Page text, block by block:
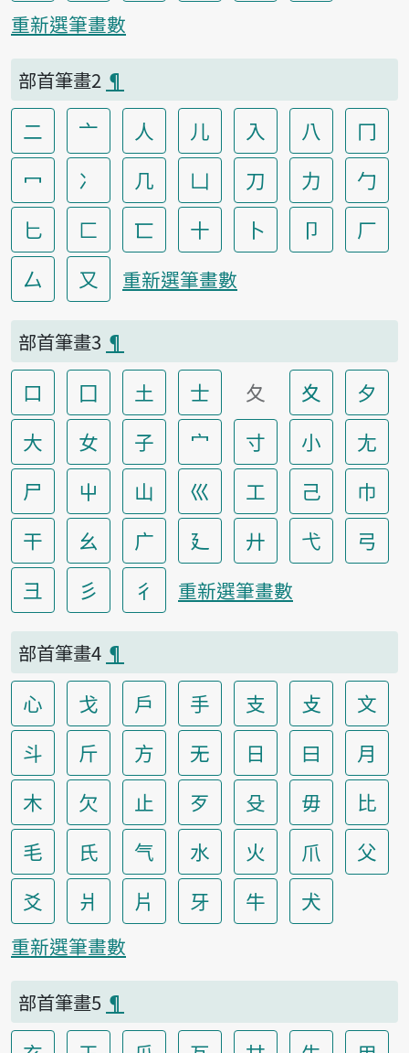
重新選筆畫數
部首筆畫2 ¶
二 亠 人 儿 入 八
冂
冖
冫 几 凵 刀 力
勹
匕
匚 匸 十 卜 卩
厂
厶
又 重新選筆畫數
部首筆畫3 ¶
口 囗 土 士 夂 夊
夕
大
女 子 宀 寸 小
尢
尸
屮 山 巛 工 己
巾
干
幺 广 廴 廾 弋
弓
彐
彡 彳 重新選筆畫數
部首筆畫4 ¶
心 戈 戶 手 支 攴
文
斗
斤 方 无 日 曰
月
木
欠 止 歹 殳 毋
比
毛
氏 气 水 火 爪
父
爻
爿 片 牙 牛 犬
重新選筆畫數
部首筆畫5 ¶